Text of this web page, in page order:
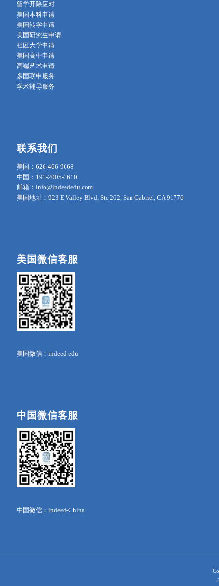
留学开除应对
美国本科申请
美国转学申请
美国研究生申请
社区大学申请
美国高中申请
高端艺术申请
多国联申服务
学术辅导服务
联系我们
美国：626-466-9668
中国：191-2005-3610
邮箱：info@indeededu.com
美国地址：923 E Valley Blvd, Ste 202, San Gabriel, CA 91776
美国微信客服
美国微信：indeed-edu
中国微信客服
中国微信：indeed-China